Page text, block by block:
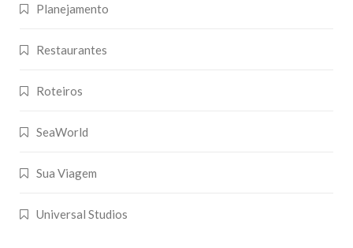
Planejamento
Restaurantes
Roteiros
SeaWorld
Sua Viagem
Universal Studios